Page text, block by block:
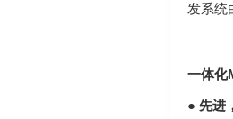
发系统
一体化
● 先进